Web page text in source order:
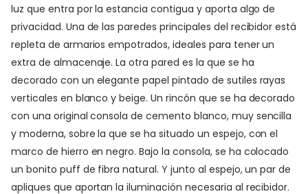
luz que entra por la estancia contigua y aporta algo de
privacidad. Una de las paredes principales del recibidor está
repleta de armarios empotrados, ideales para tener un
extra de almacenaje. La otra pared es la que se ha
decorado con un elegante papel pintado de sutiles rayas
verticales en blanco y beige. Un rincón que se ha decorado
con una original consola de cemento blanco, muy sencilla
y moderna, sobre la que se ha situado un espejo, con el
marco de hierro en negro. Bajo la consola, se ha colocado
un bonito puff de fibra natural. Y junto al espejo, un par de
apliques que aportan la iluminación necesaria al recibidor.